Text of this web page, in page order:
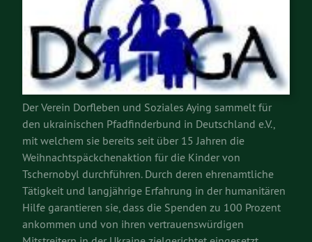
Der Verein Dorfleben und Soziales Aying sammelt für
den ukrainischen Pfadfinderbund in Deutschland e.V.,
mit welchem sie bereits seit über 15 Jahren die
Weihnachtspäckchenaktion für die Kinder von
Tschernobyl durchführen. Durch deren ehrenamtliche
Tätigkeit und langjährige Erfahrung in der humanitären
Hilfe garantieren sie, dass die Spenden zu 100 Prozent
ankommen und von ihren vertrauenswürdigen